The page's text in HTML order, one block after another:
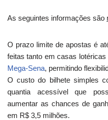
As seguintes informações são
O prazo limite de apostas é
feitas tanto em casas
Mega-Sena, permitindo
O custo do bilhete simples
quantia acessível que
aumentar as chances de
em R$ 3,5 milhões.